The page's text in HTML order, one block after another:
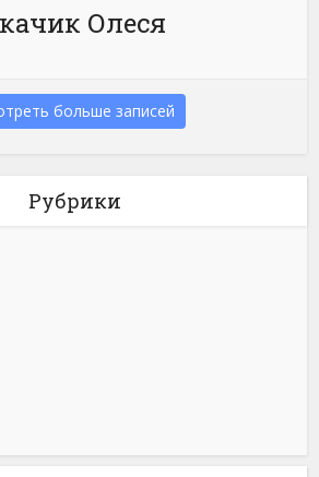
Олеся
больше записей
Рубрики